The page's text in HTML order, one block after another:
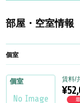
部屋・空室情報
個室
個室 賃料/